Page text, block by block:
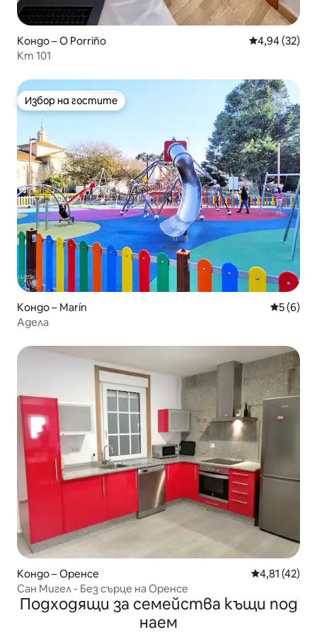
Кондо – O Porriño Средна
4,94 (32)
Km 101
Избор на гостите
Избор на гостите
Кондо – Marín Средна
5 (6)
Адела
Кондо – Оренсе Средна
4,81 (42)
Сан Мигел - Без сърце на Оренсе
Подходящи за семейства къщи под
наем